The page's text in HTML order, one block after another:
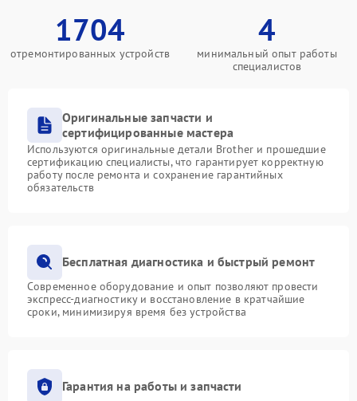
1704
отремонтированных устройств
4
минимальный опыт работы
специалистов
Оригинальные запчасти и
сертифицированные мастера
Используются оригинальные детали Brother и прошедшие
сертификацию специалисты, что гарантирует корректную
работу после ремонта и сохранение гарантийных
обязательств
Бесплатная диагностика и быстрый ремонт
Современное оборудование и опыт позволяют провести
экспресс-диагностику и восстановление в кратчайшие
сроки, минимизируя время без устройства
Гарантия на работы и запчасти